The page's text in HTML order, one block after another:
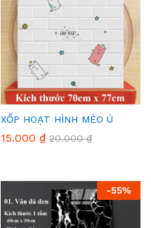
XỐP HOẠT HÌNH MÈO Ú
15.000 ₫ 20.000₫
-55%